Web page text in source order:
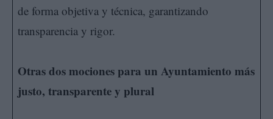
de forma objetiva y técnica, garantizando
transparencia y rigor.
Otras dos mociones para un Ayuntamiento más
justo, transparente y plural